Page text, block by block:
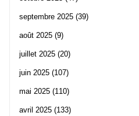
septembre 2025 (39)
août 2025 (9)
juillet 2025 (20)
juin 2025 (107)
mai 2025 (110)
avril 2025 (133)